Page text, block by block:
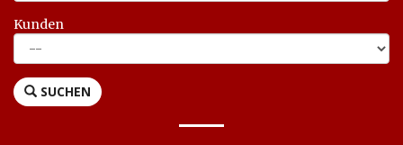
Kunden
SUCHEN